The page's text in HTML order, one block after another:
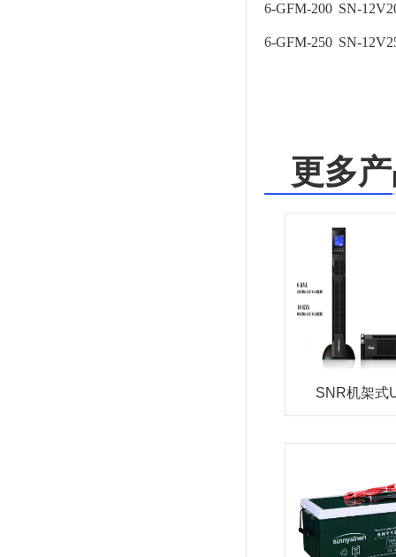
6-GFM-200 SN-
6-GFM-250 SN-
更多
SNR机架式